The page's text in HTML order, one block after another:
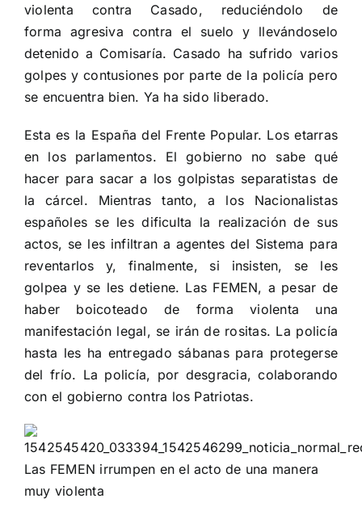
violenta contra Casado, reduciéndolo de
forma agresiva contra el suelo y llevándoselo
detenido a Comisaría. Casado ha sufrido varios
golpes y contusiones por parte de la policía pero
se encuentra bien. Ya ha sido liberado.
Esta es la España del Frente Popular. Los etarras
en los parlamentos. El gobierno no sabe qué
hacer para sacar a los golpistas separatistas de
la cárcel. Mientras tanto, a los Nacionalistas
españoles se les dificulta la realización de sus
actos, se les infiltran a agentes del Sistema para
reventarlos y, finalmente, si insisten, se les
golpea y se les detiene. Las FEMEN, a pesar de
haber boicoteado de forma violenta una
manifestación legal, se irán de rositas. La policía
hasta les ha entregado sábanas para protegerse
del frío. La policía, por desgracia, colaborando
con el gobierno contra los Patriotas.
Las FEMEN irrumpen en el acto de una manera
muy violenta